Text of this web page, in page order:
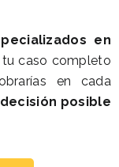
en
tu caso completo
en cada
posible